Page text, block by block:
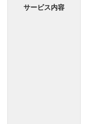
サービス内容